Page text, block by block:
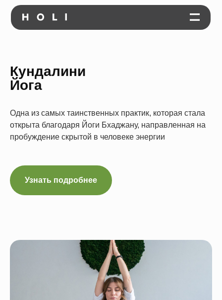
Кундалини
Йога
Одна из самых таинственных практик, которая стала
открыта благодаря Йоги Бхаджану, направленная на
пробуждение скрытой в человеке энергии
Узнать подробнее